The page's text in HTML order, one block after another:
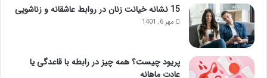
15 نشانه خیانت زنان در روابط عاشقانه و زناشویی
مهر 6, 1401
پریود چیست؟ همه چیز در رابطه با قاعدگی یا
عادت ماهانه